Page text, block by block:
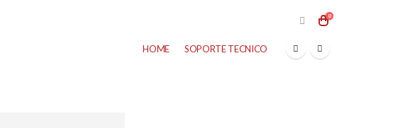
0
HOME SOPORTE TECNICO